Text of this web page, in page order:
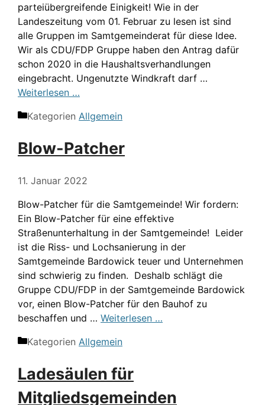
parteiübergreifende Einigkeit! Wie in der
Landeszeitung vom 01. Februar zu lesen ist sind
alle Gruppen im Samtgemeinderat für diese Idee.
Wir als CDU/FDP Gruppe haben den Antrag dafür
schon 2020 in die Haushaltsverhandlungen
eingebracht. Ungenutzte Windkraft darf …
Weiterlesen …
Kategorien Allgemein
Blow-Patcher
11. Januar 2022
Blow-Patcher für die Samtgemeinde! Wir fordern:
Ein Blow-Patcher für eine effektive
Straßenunterhaltung in der Samtgemeinde! Leider
ist die Riss- und Lochsanierung in der
Samtgemeinde Bardowick teuer und Unternehmen
sind schwierig zu finden. Deshalb schlägt die
Gruppe CDU/FDP in der Samtgemeinde Bardowick
vor, einen Blow-Patcher für den Bauhof zu
beschaffen und … Weiterlesen …
Kategorien Allgemein
Ladesäulen für
Mitgliedsgemeinden